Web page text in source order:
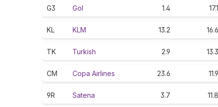
G3 Gol 1.4 17.1
KL KLM 13.2 16.6
TK Turkish 2.9 13.3
CM Copa Airlines 23.6 11.9
9R Satena 3.7 11.8